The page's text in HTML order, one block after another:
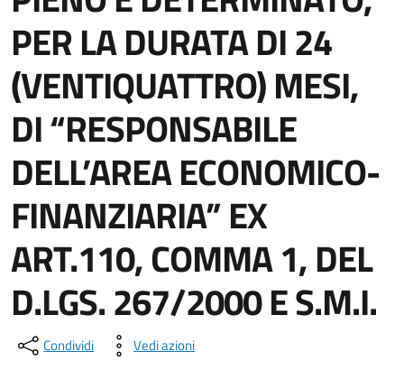
PER LA DURATA DI 24
(VENTIQUATTRO) MESI,
DI “RESPONSABILE
DELL’AREA ECONOMICO-
FINANZIARIA” EX
ART.110, COMMA 1, DEL
D.LGS. 267/2000 E S.M.I.
Condividi Vedi azioni